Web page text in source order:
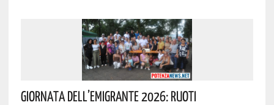
Giornata Dell’Emigrante 2026: Ruoti